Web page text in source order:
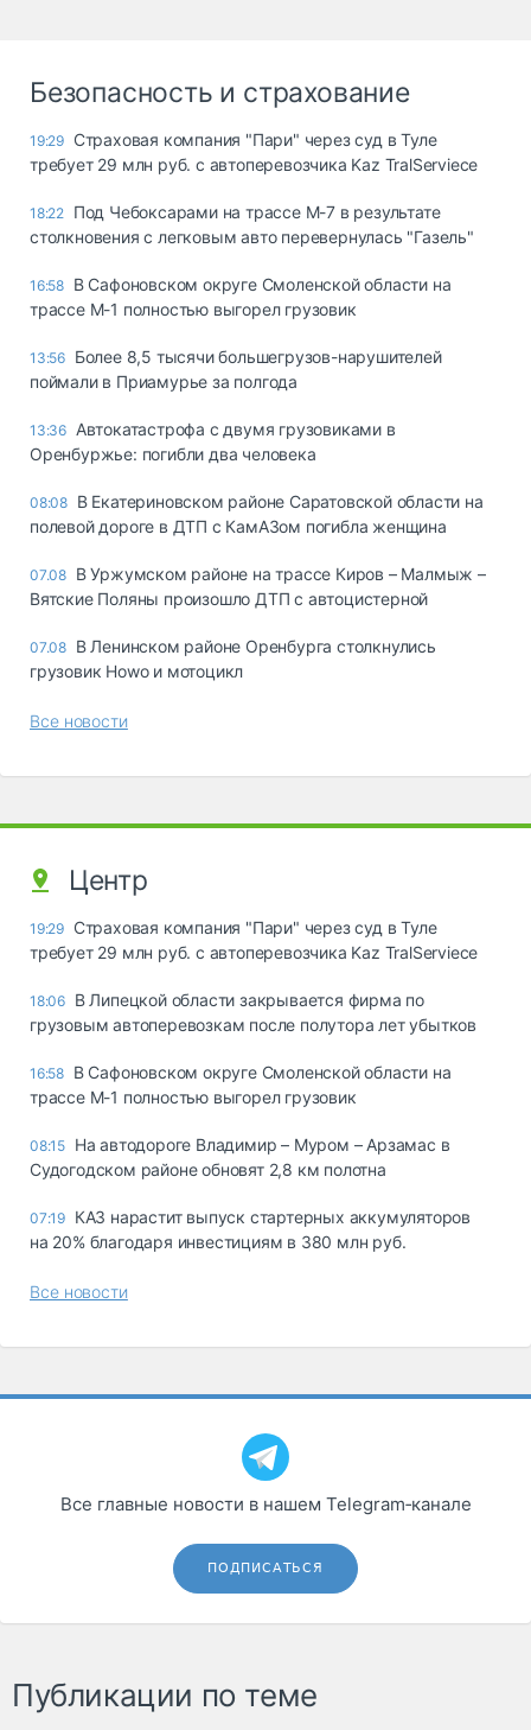
Безопасность и страхование
19:29 Страховая компания "Пари" через суд в Туле
требует 29 млн руб. с автоперевозчика Kaz TralServiece
18:22 Под Чебоксарами на трассе М-7 в результате
столкновения с легковым авто перевернулась "Газель"
16:58 В Сафоновском округе Смоленской области на
трассе М-1 полностью выгорел грузовик
13:56 Более 8,5 тысячи большегрузов-нарушителей
поймали в Приамурье за полгода
13:36 Автокатастрофа с двумя грузовиками в
Оренбуржье: погибли два человека
08:08 В Екатериновском районе Саратовской области на
полевой дороге в ДТП с КамАЗом погибла женщина
07.08 В Уржумском районе на трассе Киров – Малмыж –
Вятские Поляны произошло ДТП с автоцистерной
07.08 В Ленинском районе Оренбурга столкнулись
грузовик Howo и мотоцикл
Все новости
Центр
19:29 Страховая компания "Пари" через суд в Туле
требует 29 млн руб. с автоперевозчика Kaz TralServiece
18:06 В Липецкой области закрывается фирма по
грузовым автоперевозкам после полутора лет убытков
16:58 В Сафоновском округе Смоленской области на
трассе М-1 полностью выгорел грузовик
08:15 На автодороге Владимир – Муром – Арзамас в
Судогодском районе обновят 2,8 км полотна
07:19 КАЗ нарастит выпуск стартерных аккумуляторов
на 20% благодаря инвестициям в 380 млн руб.
Все новости
Все главные новости в нашем Telegram‑канале
ПОДПИСАТЬСЯ
Публикации по теме